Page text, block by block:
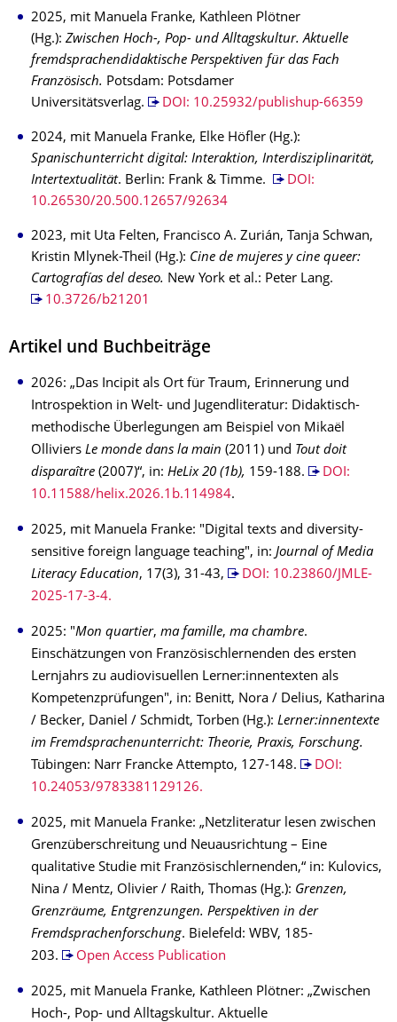
2025, mit Manuela Franke, Kathleen Plötner
(Hg.): Zwischen Hoch-, Pop- und Alltagskultur. Aktuelle
fremdsprachendidaktische Perspektiven für das Fach
Französisch. Potsdam: Potsdamer
Universitätsverlag.
DOI: 10.25932/publishup-66359
2024, mit Manuela Franke, Elke Höfler (Hg.):
Spanischunterricht digital: Interaktion, Interdisziplinarität,
Intertextualität. Berlin: Frank & Timme.
DOI:
10.26530/20.500.12657/92634
2023, mit Uta Felten, Francisco A. Zurián, Tanja Schwan,
Kristin Mlynek-Theil (Hg.): Cine de mujeres y cine queer:
Cartografías del deseo. New York et al.: Peter Lang.
10.3726/b21201
Artikel und Buchbeiträge
2026: „Das Incipit als Ort für Traum, Erinnerung und
Introspektion in Welt- und Jugendliteratur: Didaktisch-
methodische Überlegungen am Beispiel von Mikaël
Olliviers Le monde dans la main (2011) und Tout doit
disparaître (2007)“, in: HeLix 20 (1b), 159-188.
DOI:
10.11588/helix.2026.1b.114984.
2025, mit Manuela Franke: "Digital texts and diversity-
sensitive foreign language teaching", in: Journal of Media
Literacy Education, 17(3), 31-43,
DOI: 10.23860/JMLE-
2025-17-3-4.
2025: "Mon quartier, ma famille, ma chambre.
Einschätzungen von Französischlernenden des ersten
Lernjahrs zu audiovisuellen Lerner:innentexten als
Kompetenzprüfungen", in: Benitt, Nora / Delius, Katharina
/ Becker, Daniel / Schmidt, Torben (Hg.): Lerner:innentexte
im Fremdsprachenunterricht: Theorie, Praxis, Forschung.
Tübingen: Narr Francke Attempto, 127-148.
DOI:
10.24053/9783381129126.
2025, mit Manuela Franke: „Netzliteratur lesen zwischen
Grenzüberschreitung und Neuausrichtung – Eine
qualitative Studie mit Französischlernenden,“ in: Kulovics,
Nina / Mentz, Olivier / Raith, Thomas (Hg.): Grenzen,
Grenzräume, Entgrenzungen. Perspektiven in der
Fremdsprachenforschung. Bielefeld: WBV, 185-
203.
Open Access Publication
2025, mit Manuela Franke, Kathleen Plötner: „Zwischen
Hoch-, Pop- und Alltagskultur. Aktuelle